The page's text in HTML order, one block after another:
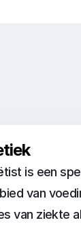
is een
van
van ziekte